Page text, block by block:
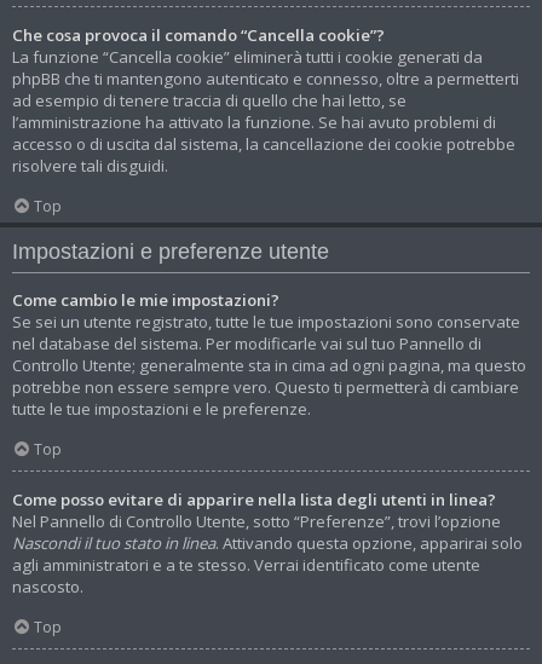
Che cosa provoca il comando “Cancella cookie”?
La funzione “Cancella cookie” eliminerà tutti i cookie generati da
phpBB che ti mantengono autenticato e connesso, oltre a permetterti
ad esempio di tenere traccia di quello che hai letto, se
l’amministrazione ha attivato la funzione. Se hai avuto problemi di
accesso o di uscita dal sistema, la cancellazione dei cookie potrebbe
risolvere tali disguidi.
Top
Impostazioni e preferenze utente
Come cambio le mie impostazioni?
Se sei un utente registrato, tutte le tue impostazioni sono conservate
nel database del sistema. Per modificarle vai sul tuo Pannello di
Controllo Utente; generalmente sta in cima ad ogni pagina, ma questo
potrebbe non essere sempre vero. Questo ti permetterà di cambiare
tutte le tue impostazioni e le preferenze.
Top
Come posso evitare di apparire nella lista degli utenti in linea?
Nel Pannello di Controllo Utente, sotto “Preferenze”, trovi l’opzione
Nascondi il tuo stato in linea. Attivando questa opzione, apparirai solo
agli amministratori e a te stesso. Verrai identificato come utente
nascosto.
Top